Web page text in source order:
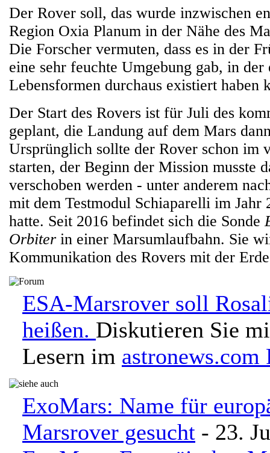
Der Rover soll, das wurde inzwischen
Region Oxia Planum in der Nähe des
Die Forscher vermuten, dass es in der
eine sehr feuchte Umgebung gab, in der
Lebensformen durchaus existiert haben
Der Start des Rovers ist für Juli des
geplant, die Landung auf dem Mars
Ursprünglich sollte der Rover schon im
starten, der Beginn der Mission musste
verschoben werden - unter anderem
mit dem Testmodul Schiaparelli im Jahr
hatte. Seit 2016 befindet sich die Sonde
Orbiter in einer Marsumlaufbahn. Sie
Kommunikation des Rovers mit der
ESA-Marsrover soll
heißen. Diskutieren Sie
Lesern im astronews.com
ExoMars: Name für
Marsrover gesucht - 23.